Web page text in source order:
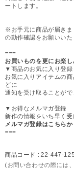
ートします。
※お手元に商品が届きま
の動作確認をお願いいた
===
お買いものを更にお楽
▼商品のお気に入り登録
お気に入りアイテムの
どに
通知を受け取ることがで
▼お得なメルマガ登録
新作の情報をいち早く受
メルマガ登録はこちら
===
商品コード : 22-447-
(お問い合わせの際には